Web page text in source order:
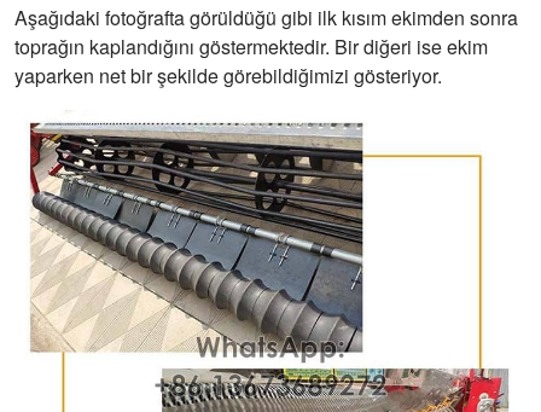
Aşağıdaki fotoğrafta görüldüğü gibi ilk kısım ekimden sonra
toprağın kaplandığını göstermektedir. Bir diğeri ise ekim
yaparken net bir şekilde görebildiğimizi gösteriyor.